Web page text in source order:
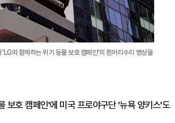
와 함께하는 위기 동물 보호 캠페인'의 흰머리수리 영상을
보호 캠페인'에 미국 프로야구단 '뉴욕 양키스'도